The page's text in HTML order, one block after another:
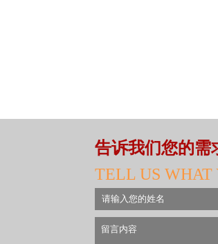
告诉我们您的需
TELL US WHAT